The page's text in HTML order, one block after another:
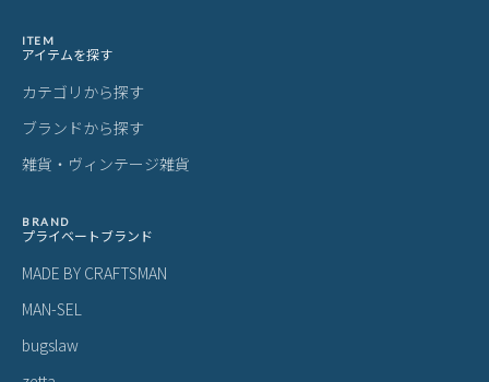
ITEM
アイテムを探す
カテゴリから探す
ブランドから探す
雑貨・ヴィンテージ雑貨
BRAND
プライベートブランド
MADE BY CRAFTSMAN
MAN-SEL
bugslaw